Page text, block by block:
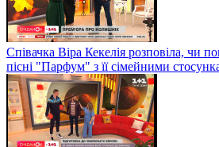
Співачка Віра Кекелія розповіла, чи
пісні "Парфум" з її сімейними